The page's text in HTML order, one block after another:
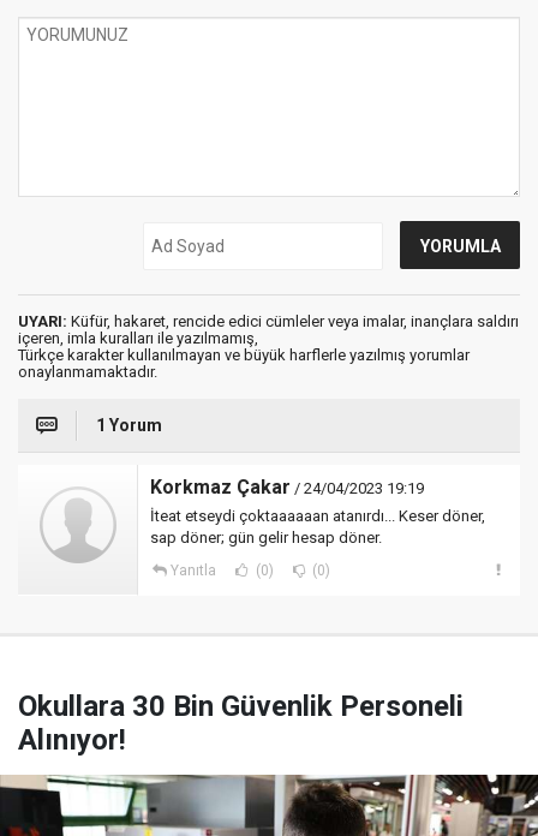
UYARI: Küfür, hakaret, rencide edici cümleler veya imalar, inançlara saldırı
içeren, imla kuralları ile yazılmamış,
Türkçe karakter kullanılmayan ve büyük harflerle yazılmış yorumlar
onaylanmamaktadır.
1 Yorum
Korkmaz Çakar / 24/04/2023 19:19
İteat etseydi çoktaaaaaan atanırdı... Keser döner,
sap döner; gün gelir hesap döner.
Yanıtla (0) (0)
Okullara 30 Bin Güvenlik Personeli
Alınıyor!